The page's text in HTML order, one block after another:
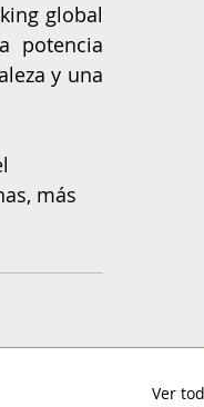
global
potencia
y una
más
Ver